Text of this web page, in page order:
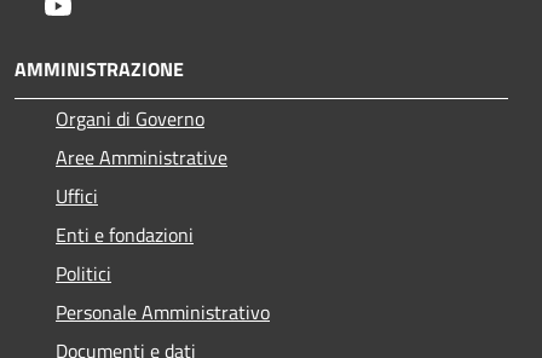
AMMINISTRAZIONE
Organi di Governo
Aree Amministrative
Uffici
Enti e fondazioni
Politici
Personale Amministrativo
Documenti e dati